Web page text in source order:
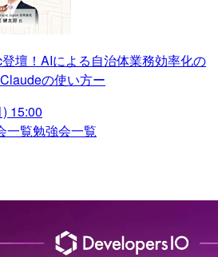
登壇！AIによる自治体業務効率化の
の使い方ー
15:00
一覧勉強会一覧